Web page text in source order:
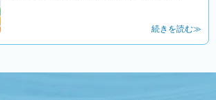
続きを読む≫